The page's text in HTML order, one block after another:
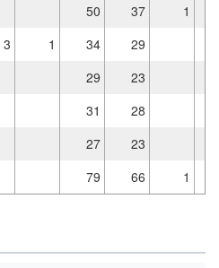
50 37
1
3 1 34
29
29
23
31
28
27
23
79 66 1